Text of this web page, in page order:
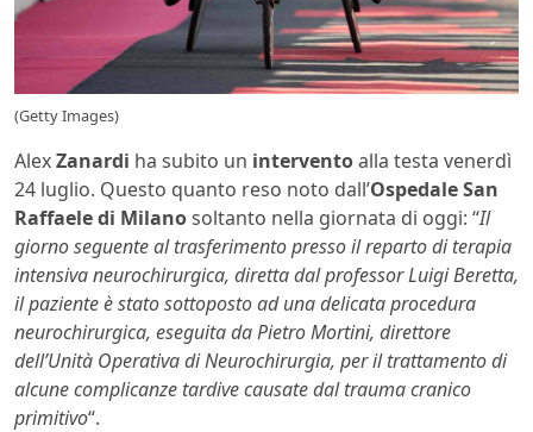
(Getty Images)
AlexZanardi ha subito un interventoalla testa venerdì
24 luglio. Questo quanto reso noto dall’Ospedale San
Raffaele di Milanosoltanto nella giornata di oggi: “Il
giorno seguente al trasferimento presso il reparto di terapia
intensiva neurochirurgica, diretta dal professor Luigi Beretta,
il paziente è stato sottoposto ad una delicata procedura
neurochirurgica, eseguita da Pietro Mortini, direttore
dell’Unità Operativa di Neurochirurgia, per il trattamento di
alcune complicanze tardive causate dal trauma cranico
primitivo“.